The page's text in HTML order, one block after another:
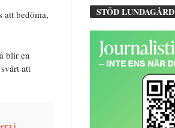
bedöma,
blir en
att
STÖD LUNDAGÅRD